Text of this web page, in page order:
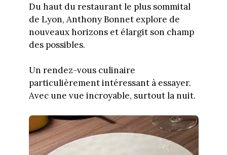
Du haut du restaurant le plus sommital
de Lyon, Anthony Bonnet explore de
nouveaux horizons et élargit son champ
des possibles.
Un rendez-vous culinaire
particulièrement intéressant à essayer.
Avec une vue incroyable, surtout la nuit.